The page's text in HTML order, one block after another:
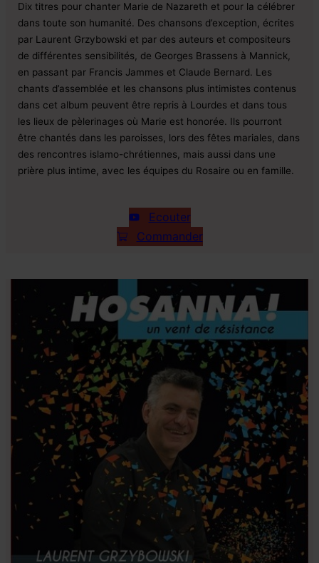
Dix titres pour chanter Marie de Nazareth et pour la célébrer
dans toute son humanité. Des chansons d’exception, écrites
par Laurent Grzybowski et par des auteurs et compositeurs
de différentes sensibilités, de Georges Brassens à Mannick,
en passant par Francis Jammes et Claude Bernard. Les
chants d’assemblée et les chansons plus intimistes contenus
dans cet album peuvent être repris à Lourdes et dans tous
les lieux de pèlerinages où Marie est honorée. Ils pourront
être chantés dans les paroisses, lors des fêtes mariales, dans
des rencontres islamo-chrétiennes, mais aussi dans une
prière plus intime, avec les équipes du Rosaire ou en famille.
Ecouter
Commander